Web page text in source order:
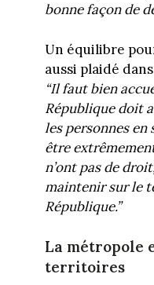
bonne façon de
Un équilibre
aussi plaidé
“Il faut bien
République doit
les personnes
être
n’ont pas de
maintenir sur le
République.”
La métropole
territoires